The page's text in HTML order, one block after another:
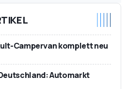
Campervan komplett neu
Automarkt